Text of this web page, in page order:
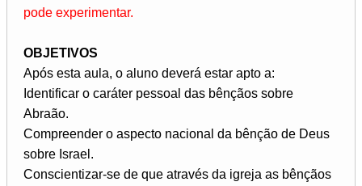
pode experimentar.
OBJETIVOS
Após esta aula, o aluno deverá estar apto a:
Identificar o caráter pessoal das bênçãos sobre
Abraão.
Compreender o aspecto nacional da bênção de Deus
sobre Israel.
Conscientizar-se de que através da igreja as bênçãos